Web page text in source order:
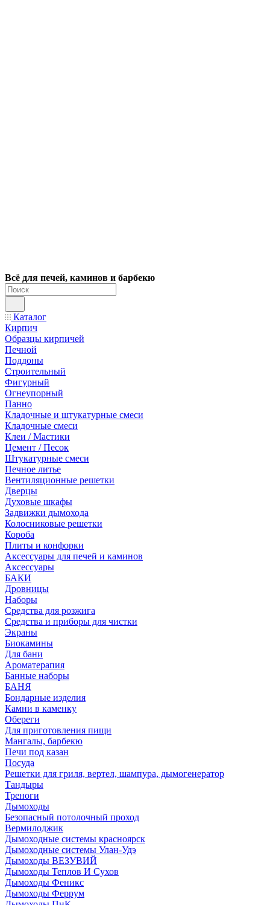
Всё для печей, каминов и барбекю
Каталог
Кирпич
Образцы кирпичей
Печной
Поддоны
Строительный
Фигурный
Огнеупорный
Панно
Кладочные и штукатурные смеси
Кладочные смеси
Клеи / Мастики
Цемент / Песок
Штукатурные смеси
Печное литье
Вентиляционные решетки
Дверцы
Духовые шкафы
Задвижки дымохода
Колосниковые решетки
Короба
Плиты и конфорки
Аксессуары для печей и каминов
Аксессуары
БАКИ
Дровницы
Наборы
Средства для розжига
Средства и приборы для чистки
Экраны
Биокамины
Для бани
Ароматерапия
Банные наборы
БАНЯ
Бондарные изделия
Камни в каменку
Обереги
Для приготовления пищи
Мангалы, барбекю
Печи под казан
Посуда
Решетки для гриля, вертел, шампура, дымогенератор
Тандыры
Треноги
Дымоходы
Безопасный потолочный проход
Вермилоджик
Дымоходные системы красноярск
Дымоходные системы Улан-Удэ
Дымоходы ВЕЗУВИЙ
Дымоходы Теплов И Сухов
Дымоходы Феникс
Дымоходы Феррум